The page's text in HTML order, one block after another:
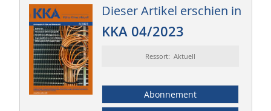
Dieser Artikel erschien in
KKA 04/2023
Ressort: Aktuell
Abonnement